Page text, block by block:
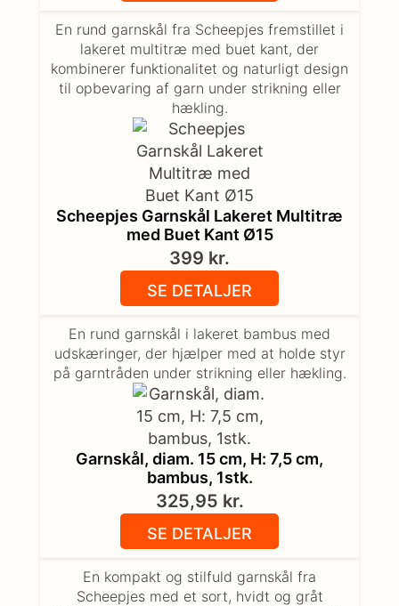
Scheepjes Garnskål Lakeret Multitræ
med Buet Kant Ø15
En rund garnskål fra Scheepjes fremstillet i
lakeret multitræ med buet kant, der
kombinerer funktionalitet og naturligt design
til opbevaring af garn under strikning eller
hækling.
399 kr.
SE DETALJER
Garnskål, diam. 15 cm, H: 7,5 cm,
bambus, 1stk.
En rund garnskål i lakeret bambus med
udskæringer, der hjælper med at holde styr
på garntråden under strikning eller hækling.
325,95 kr.
SE DETALJER
En kompakt og stilfuld garnskål fra
Scheepjes med et sort, hvidt og gråt